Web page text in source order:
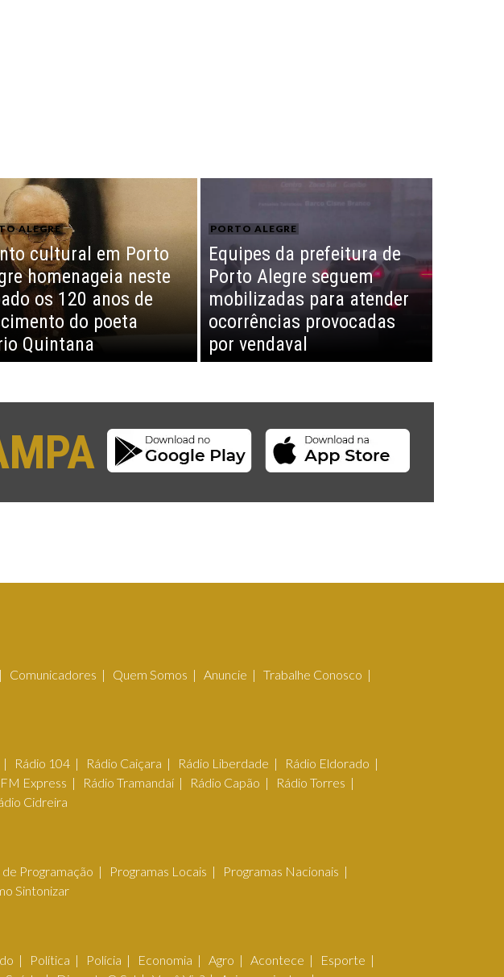
ALEGRE
cultural em Porto
homenageia neste
os 120 anos de
do poeta
Quintana
PORTO ALEGRE
Equipes da prefeitura de
Porto Alegre seguem
mobilizadas para atender
ocorrências provocadas
por vendaval
Comunicadores Quem Somos Anuncie
Trabalhe Conosco
Rádio 104 Rádio Caiçara Rádio Liberdade
Rádio Eldorado
FM Express Rádio Tramandaí Rádio Capão
Rádio Torres
Cidreira
Programação Programas Locais
Programas Nacionais
Sintonizar
Política Polícia Economia Agro Acontece
Esporte